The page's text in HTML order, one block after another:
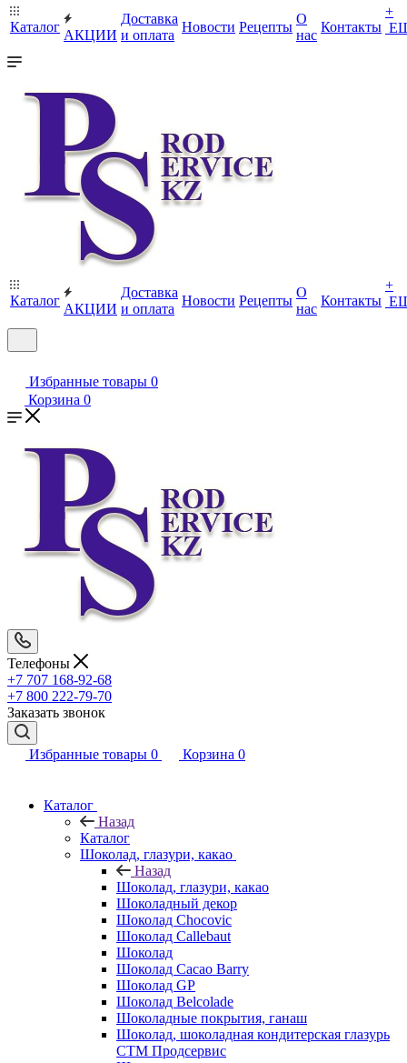
Каталог
АКЦИИ
Доставка
и оплата
Новости Рецепты
О
нас
Контакты
+
Каталог
АКЦИИ
Доставка
и оплата
Новости Рецепты
О
нас
Контакты
+
Избранные товары 0
Корзина 0
Телефоны
+7 707 168-92-68
+7 800 222-79-70
Заказать звонок
Избранные товары 0 Корзина 0
Каталог
Назад
Каталог
Шоколад, глазури, какао
Назад
Шоколад, глазури, какао
Шоколадный декор
Шоколад Chocovic
Шоколад Callebaut
Шоколад
Шоколад Cacao Barry
Шоколад GP
Шоколад Belcolade
Шоколадные покрытия, ганаш
Шоколад, шоколадная кондитерская глазурь
СТМ Продсервис